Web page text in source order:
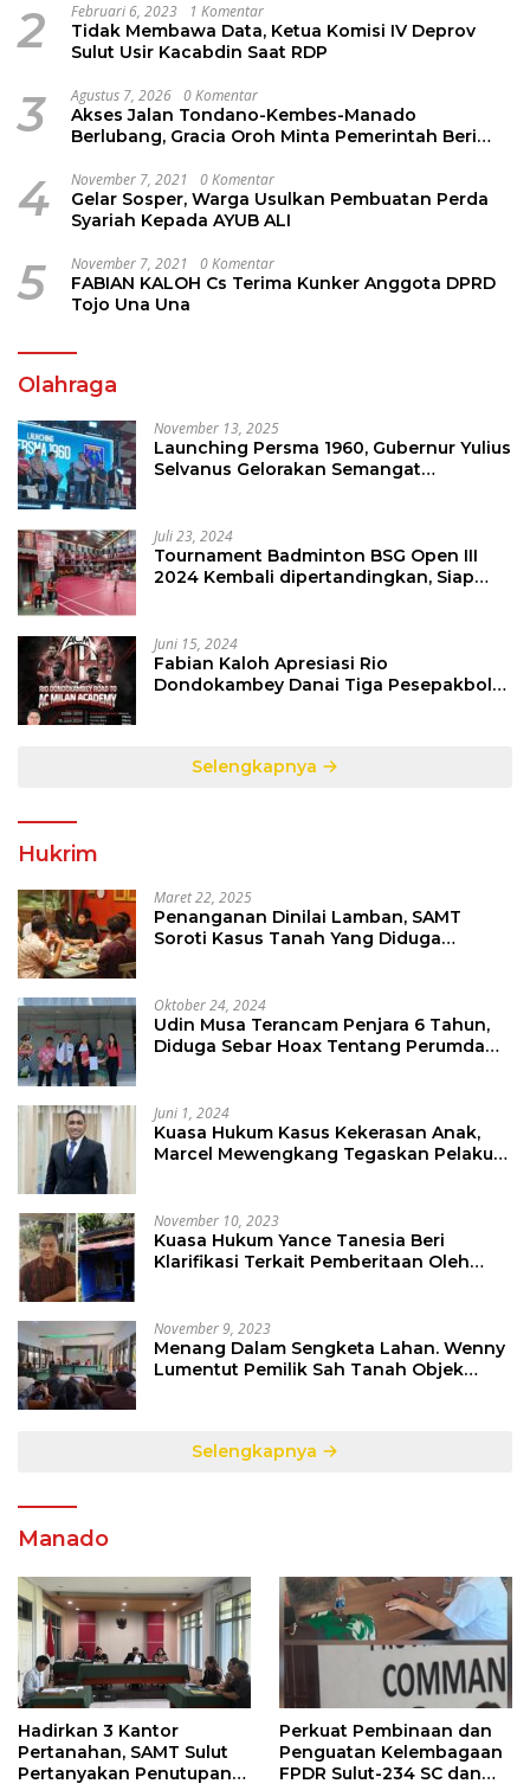
2 Februari 6, 2023 1 Komentar
Tidak Membawa Data, Ketua Komisi IV Deprov
Sulut Usir Kacabdin Saat RDP
3 Agustus 7, 2026 0 Komentar
Akses Jalan Tondano-Kembes-Manado
Berlubang, Gracia Oroh Minta Pemerintah Beri
4 November 7, 2021 0 Komentar
Gelar Sosper, Warga Usulkan Pembuatan Perda
Syariah Kepada AYUB ALI
5 November 7, 2021 0 Komentar
FABIAN KALOH Cs Terima Kunker Anggota DPRD
Tojo Una Una
Olahraga
November 13, 2025
Launching Persma 1960, Gubernur Yulius
Selvanus Gelorakan Semangat
Juli 23, 2024
Tournament Badminton BSG Open III
2024 Kembali dipertandingkan, Siap
Juni 15, 2024
Fabian Kaloh Apresiasi Rio
Dondokambey Danai Tiga Pesepakbola
Selengkapnya
Hukrim
Maret 22, 2025
Penanganan Dinilai Lamban, SAMT
Soroti Kasus Tanah Yang Diduga
Oktober 24, 2024
Udin Musa Terancam Penjara 6 Tahun,
Diduga Sebar Hoax Tentang Perumda
Juni 1, 2024
Kuasa Hukum Kasus Kekerasan Anak,
Marcel Mewengkang Tegaskan Pelaku
November 10, 2023
Kuasa Hukum Yance Tanesia Beri
Klarifikasi Terkait Pemberitaan Oleh
November 9, 2023
Menang Dalam Sengketa Lahan. Wenny
Lumentut Pemilik Sah Tanah Objek
Selengkapnya
Manado
Hadirkan 3 Kantor
Pertanahan, SAMT Sulut
Pertanyakan Penutupan
Perkuat Pembinaan dan
Penguatan Kelembagaan
FPDR Sulut-234 SC dan